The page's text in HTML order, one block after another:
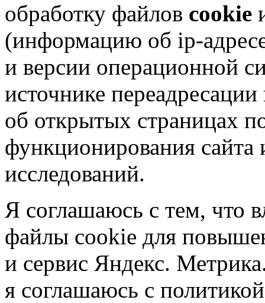
обработку файлов cookie
(информацию об ip-
и версии операционной
источнике переадресации
об открытых страницах
функционирования сайта
исследований.
Я соглашаюсь с тем, что
файлы cookie для
и сервис Яндекс.
я соглашаюсь с